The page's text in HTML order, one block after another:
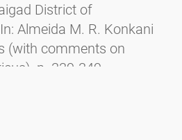
District of
Almeida M. R. Konkani
(with comments on
p. 339-349. -